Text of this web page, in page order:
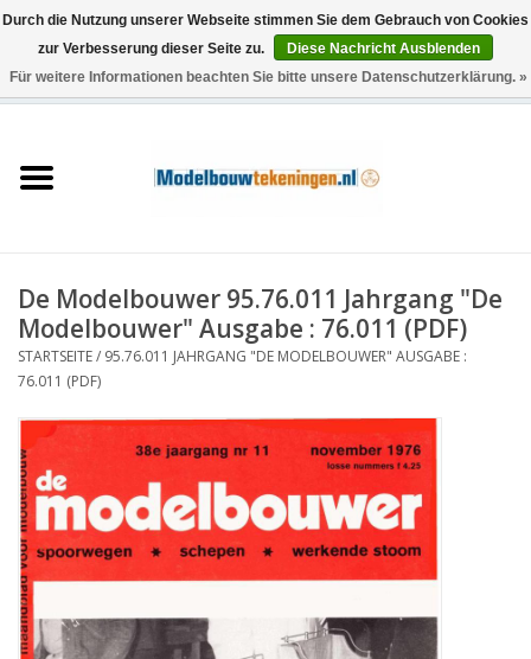
0 Artikel - €0,00
Schiffe
Holzbau
Landschaft
Maschinen
Dokumentation
Zeitschriften
Neue Zeichnungen
De Modelbouwer 95.76.011 Jahrgang "De
Modelbouwer" Ausgabe : 76.011 (PDF)
STARTSEITE/ 95.76.011 JAHRGANG "DE MODELBOUWER" AUSGABE :
76.011 (PDF)
Durch die Nutzung unserer Webseite stimmen Sie dem Gebrauch von Cookies
zur Verbesserung dieser Seite zu.
Diese Nachricht Ausblenden
Für weitere Informationen beachten Sie bitte unsere Datenschutzerklärung. »